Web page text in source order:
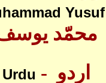
محمّد یوسف
Urdu